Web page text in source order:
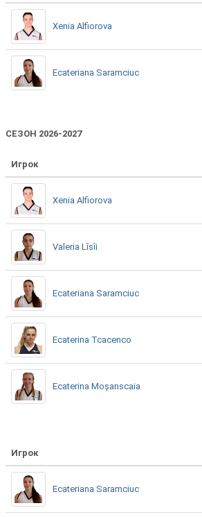
Xenia Alfiorova
Ecateriana Saramciuc
СЕЗОН 2026-2027
Игрок
Xenia Alfiorova
Valeria Lîsîi
Ecateriana Saramciuc
Ecaterina Tcacenco
Ecaterina Moșanscaia
Игрок
Ecateriana Saramciuc